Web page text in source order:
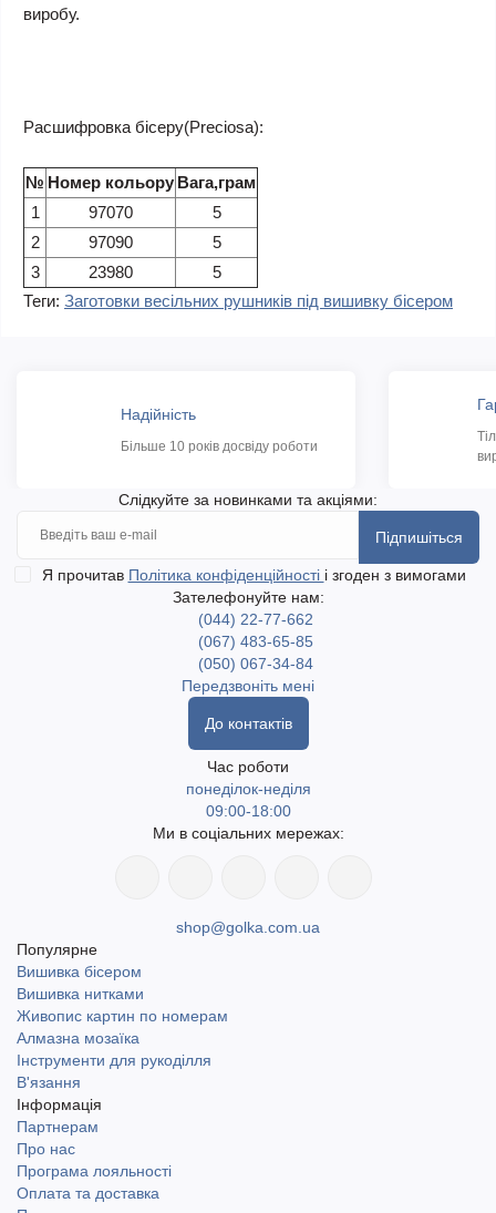
виробу.
Расшифровка бісеру(Preciosa):
№ Номер кольору Вага,грам
1
97070
5
2
97090
5
3
23980
5
Теги: Заготовки весільних рушників під вишивку бісером
Надійність
Більше 10 років досвіду роботи
Слідкуйте за новинками та акціями:
Підпишіться
Я прочитав Політика конфіденційності і згоден з вимогами
Зателефонуйте нам:
(044) 22-77-662
(067) 483-65-85
(050) 067-34-84
Передзвоніть мені
До контактів
Час роботи
понеділок-неділя
09:00-18:00
Ми в соціальних мережах:
shop@golka.com.ua
Популярне
Вишивка бісером
Вишивка нитками
Живопис картин по номерам
Алмазна мозаїка
Інструменти для рукоділля
В'язання
Інформація
Партнерам
Про нас
Програма лояльності
Оплата та доставка